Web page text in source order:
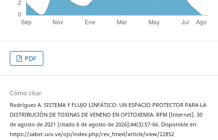
PDF
Cómo citar
Rodríguez A. SISTEMA Y FLUJO LINFÁTICO: UN ESPACIO PROTECTOR PARA LA
DISTRIBUCIÓN DE TOXINAS DE VENENO EN OFITOXEMIA. RFM [Internet]. 30
de agosto de 2021 [citado 6 de agosto de 2026];44(3):57-66. Disponible en:
https://saber.ucv.ve/ojs/index.php/rev_fmed/article/view/22852